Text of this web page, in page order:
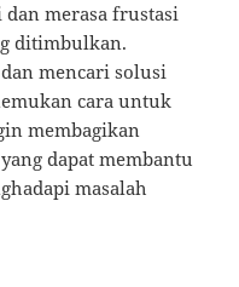
merasa frustasi
ditimbulkan.
mencari solusi
cara untuk
membagikan
dapat membantu
masalah